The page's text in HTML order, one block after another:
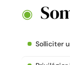
Solliciter